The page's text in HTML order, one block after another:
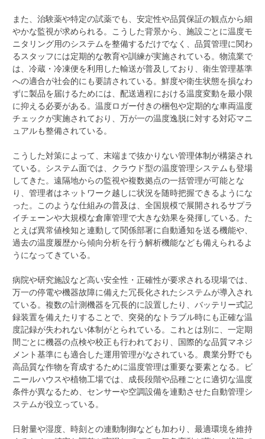
また、治験薬や特定の試薬でも、安定性や品質保証の観点から細
やかな監視が求められる。こうした背景から、施設ごとに温度モ
ニタリング用のシステムを整備するだけでなく、品質管理に関わ
るスタッフには定期的な教育や訓練が実施されている。物流業で
は、冷蔵・冷凍便を利用した輸送が普及しており、衛生管理基準
への適合が社会的にも要請されている。鮮度や衛生状態を損なわ
ずに製品を届けるためには、配送過程における温度変動を最小限
に抑える必要がある。温度ロガー付きの梱包や定期的な車両温度
チェックが実施されており、万が一の温度逸脱に対する対応マニ
ュアルも整備されている。
こうした対策によって、末端まで抜かりない管理体制が構築され
ている。システム面では、クラウド型の温度管理システムも登場
してきた。遠隔地からの監視や複数拠点の一括管理が可能とな
り、管理者はネットワーク越しに状況を随時把握できるようにな
った。このような仕組みの普及は、全国規模で展開されるサプラ
イチェーンや大規模な倉庫管理で大きな効果を発揮している。た
とえば異常値検知と連動して関係部署に自動通知を送る機能や、
過去の温度履歴から傾向分析を行う解析機能なども備えられるよ
うになってきている。
病院や研究施設など高い安全性・正確性が要求される現場では、
万一の停電や機器故障に備えた冗長化されたシステムが導入され
ている。複数の計測機器を冗長的に設置したり、バッテリー式記
録装置を備えたりすることで、突発的なトラブル時にも正確な温
度記録が失われない体制がとられている。これとは別に、一定期
間ごとに機器の点検や校正も行われており、国際的な品質マネジ
メント基準にも適合した運用管理がなされている。農業分野でも
高品質な作物を育成するために温度管理は重要な要素となる。ビ
ニールハウスや植物工場では、成長段階や品種ごとに適切な温度
条件が異なるため、センサーや空調設備を連動させた自動管理シ
ステムが役立っている。
日射量や湿度、時刻との連動制御なども加わり、最適環境を維持